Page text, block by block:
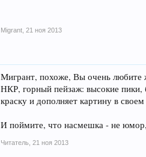
Migrant 21 ноя 2013
Мигрант, похоже, Вы очень любите
НКР, горный пейзаж: высокие пики,
краску и дополняет картину в
И поймите, что насмешка - не
Читатель 21 ноя 2013